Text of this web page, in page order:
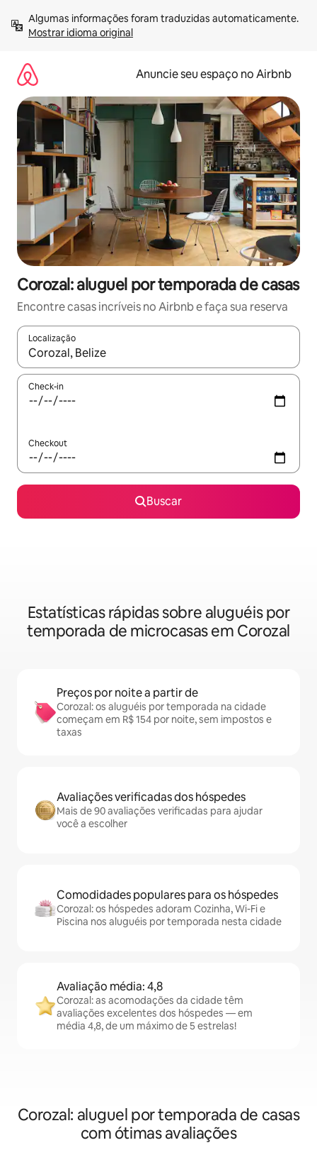
para
Mostrar idioma original
Anuncie seu espaço no Airbnb
Corozal: aluguel por temporada de casas
Encontre casas incríveis no Airbnb e faça sua reserva
Localização
Quando os resultados estiverem disponíveis, explore-os
Check-in
Checkout
Buscar
Estatísticas rápidas sobre aluguéis por
temporada de microcasas em Corozal
Preços por noite a partir de
Corozal: os aluguéis por temporada na cidade
começam em R$ 154 por noite, sem impostos e
taxas
Avaliações verificadas dos hóspedes
Mais de 90 avaliações verificadas para ajudar
você a escolher
Comodidades populares para os hóspedes
Corozal: os hóspedes adoram Cozinha, Wi-Fi e
Piscina nos aluguéis por temporada nesta cidade
Avaliação média: 4,8
Corozal: as acomodações da cidade têm
avaliações excelentes dos hóspedes — em
média 4,8, de um máximo de 5 estrelas!
Corozal: aluguel por temporada de casas
com ótimas avaliações